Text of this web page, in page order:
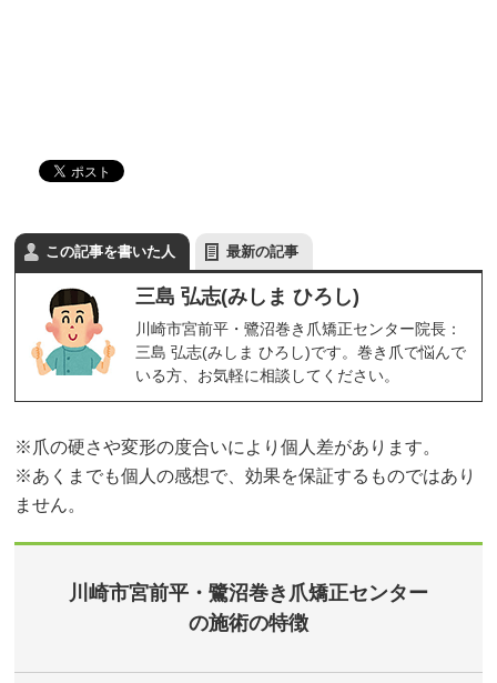
この記事を書いた人 最新の記事
三島 弘志(みしま ひろし)
川崎市宮前平・鷺沼巻き爪矯正センター院長：
三島 弘志(みしま ひろし)です。巻き爪で悩んで
いる方、お気軽に相談してください。
※爪の硬さや変形の度合いにより個人差があります。
※あくまでも個人の感想で、効果を保証するものではあり
ません。
川崎市宮前平・鷺沼巻き爪矯正センター
の施術の特徴